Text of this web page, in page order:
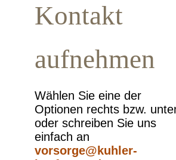
Kontakt
aufnehmen
Wählen Sie eine der
Optionen rechts bzw.
oder schreiben Sie uns
einfach an
vorsorge@kuhler-